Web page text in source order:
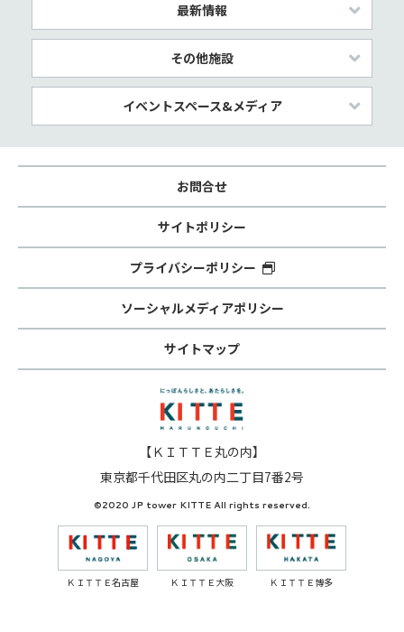
最新情報
その他施設
イベントスペース&メディア
お問合せ
サイトポリシー
プライバシーポリシー
ソーシャルメディアポリシー
サイトマップ
【ＫＩＴＴＥ丸の内】
東京都千代田区丸の内二丁目7番2号
©2020 JP tower KITTE All rights reserved.
ＫＩＴＴＥ名古屋 ＫＩＴＴＥ大阪 ＫＩＴＴＥ博多